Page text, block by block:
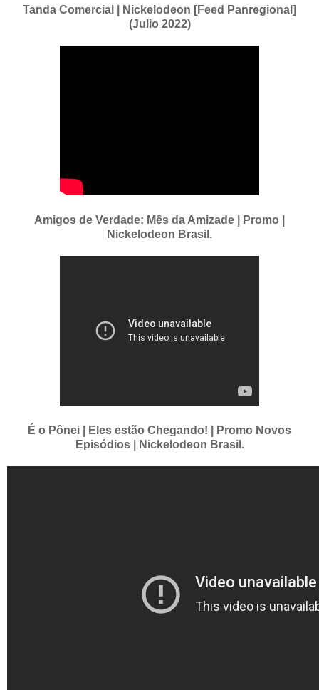
Tanda Comercial | Nickelodeon [Feed Panregional]
(Julio 2022)
Amigos de Verdade: Mês da Amizade | Promo |
Nickelodeon Brasil.
É o Pônei | Eles estão Chegando! | Promo Novos
Episódios | Nickelodeon Brasil.